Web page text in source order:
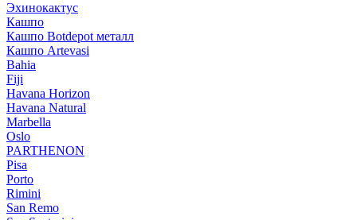
Эхинокактус
Кашпо
Кашпо Botdepot металл
Кашпо Artevasi
Bahia
Fiji
Havana Horizon
Havana Natural
Marbella
Oslo
PARTHENON
Pisa
Porto
Rimini
San Remo